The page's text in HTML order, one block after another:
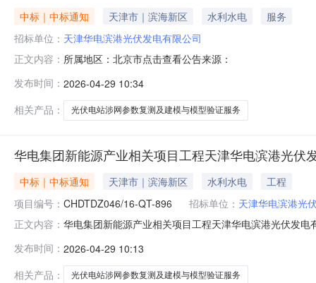
中标｜中标通知 天津市｜滨海新区 水利水电
服务
招标单位： 天津华电滨港光伏发电有限公司
正文内容： 所属地区：北京市点击查看公告来源：
发布时间： 2026-04-29 10:34
相关产品：
光伏电站涉网参数复测及建模与模型验证服务
华电集团新能源产业相关项目工程天津华电滨港光
中标｜中标通知 天津市｜滨海新区 水利水电
工程
项目编号： CHDTDZ046/16-QT-896 招标单位： 天津华电滨港光
正文内容： 华电集团新能源产业相关项目工程天津华电滨港光伏发
及性能试验-刘岗庄光伏电站涉网参数复测及建模与模型
址：北京市西城区宣武门
发布时间： 2026-04-29 10:13
相关产品：
光伏电站涉网参数复测及建模与模型验证服务